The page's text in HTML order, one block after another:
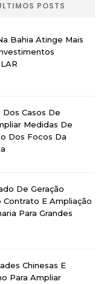
POSTS
Bahia Atinge Mais
Casos De
Medidas De
Dos Focos Da
De Geração
Contrato E Ampliação
Para Grandes
Chinesas E
Para Ampliar